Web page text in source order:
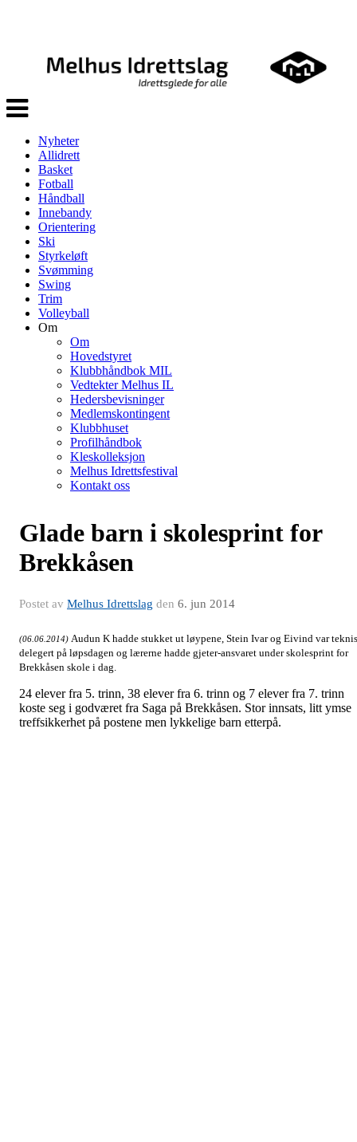
Veksle
navigasjon
Nyheter
Allidrett
Basket
Fotball
Håndball
Innebandy
Orientering
Ski
Styrkeløft
Svømming
Swing
Trim
Volleyball
Om
Om
Hovedstyret
Klubbhåndbok MIL
Vedtekter Melhus IL
Hedersbevisninger
Medlemskontingent
Klubbhuset
Profilhåndbok
Kleskolleksjon
Melhus Idrettsfestival
Kontakt oss
Glade barn i skolesprint for
Brekkåsen
Postet av Melhus Idrettslag den 6. jun 2014
(06.06.2014) Audun K hadde stukket ut løypene, Stein Ivar og Eivind var
delegert på løpsdagen og lærerne hadde gjeter-ansvaret under skolesprint for
Brekkåsen skole i dag.
24 elever fra 5. trinn, 38 elever fra 6. trinn og 7 elever fra 7. trinn
koste seg i godværet fra Saga på Brekkåsen. Stor innsats, litt ymse
treffsikkerhet på postene men lykkelige barn etterpå.